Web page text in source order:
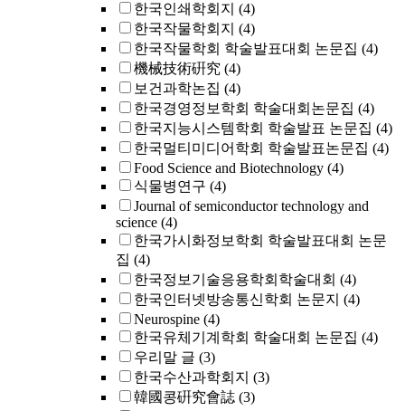
한국인쇄학회지 (4)
한국작물학회지 (4)
한국작물학회 학술발표대회 논문집 (4)
機械技術硏究 (4)
보건과학논집 (4)
한국경영정보학회 학술대회논문집 (4)
한국지능시스템학회 학술발표 논문집 (4)
한국멀티미디어학회 학술발표논문집 (4)
Food Science and Biotechnology (4)
식물병연구 (4)
Journal of semiconductor technology and
science (4)
한국가시화정보학회 학술발표대회 논문
집 (4)
한국정보기술응용학회학술대회 (4)
한국인터넷방송통신학회 논문지 (4)
Neurospine (4)
한국유체기계학회 학술대회 논문집 (4)
우리말 글 (3)
한국수산과학회지 (3)
韓國콩硏究會誌 (3)